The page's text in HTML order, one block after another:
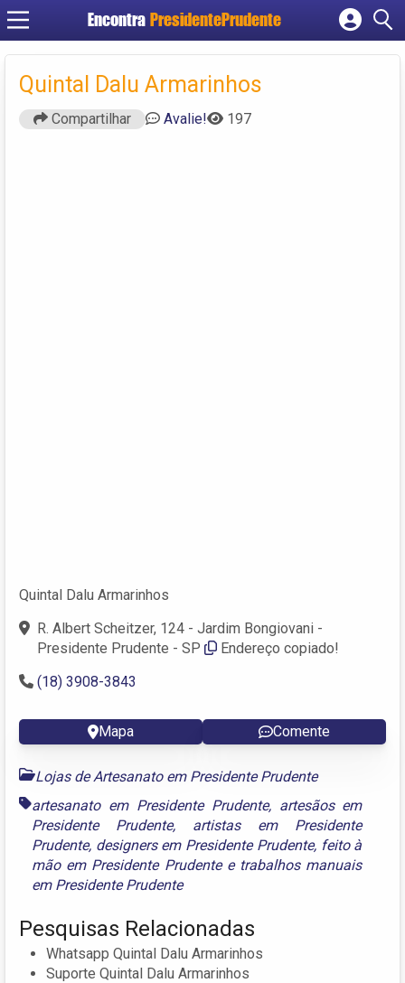
Encontra PresidentePrudente
Cadastrar empresa
Criar conta
Quintal Dalu Armarinhos
Compartilhar Avalie! 197
Quintal Dalu Armarinhos
R. Albert Scheitzer, 124 - Jardim Bongiovani -
Presidente Prudente - SP
Endereço copiado!
(18) 3908-3843
Mapa Comente
Lojas de Artesanato em Presidente Prudente
artesanato em Presidente Prudente, artesãos em
Presidente Prudente, artistas em Presidente
Prudente, designers em Presidente Prudente, feito à
mão em Presidente Prudentee trabalhos manuais
em Presidente Prudente
Pesquisas Relacionadas
Whatsapp Quintal Dalu Armarinhos
Suporte Quintal Dalu Armarinhos